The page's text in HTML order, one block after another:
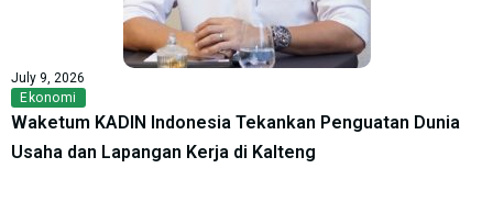
July 9, 2026
Ekonomi
Waketum KADIN Indonesia Tekankan Penguatan Dunia
Usaha dan Lapangan Kerja di Kalteng